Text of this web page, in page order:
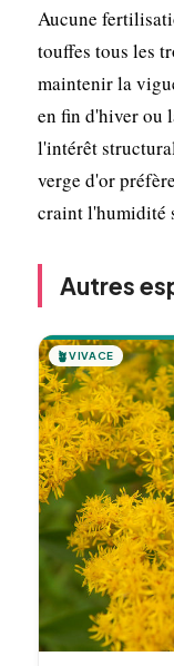
Aucune
touffes tous les
maintenir la
en fin d'hiver ou
l'intérêt
verge d'or
craint l'humidité
Autres
🪴VIVACE